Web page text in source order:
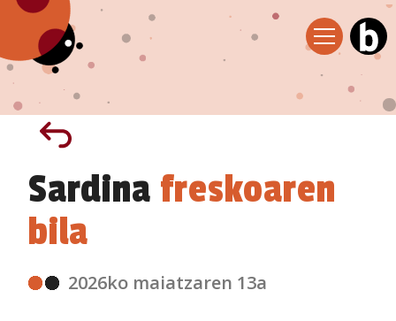
Sardina freskoaren
bila
2026ko maiatzaren 13a